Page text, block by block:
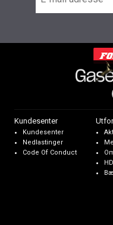
Kundesenter
Kundesenter
Nedlastinger
Code Of Conduct